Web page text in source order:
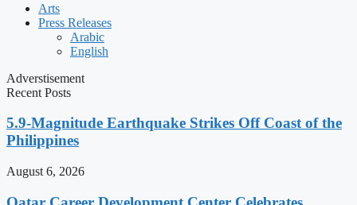
Arts
Press Releases
Arabic
English
Adverstisement
Recent Posts
5.9-Magnitude Earthquake Strikes Off Coast of the
Philippines
August 6, 2026